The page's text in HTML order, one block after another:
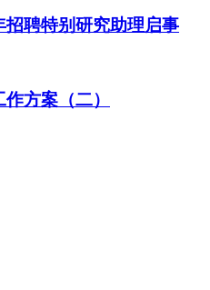
招聘特别研究助理启事
方案（二）